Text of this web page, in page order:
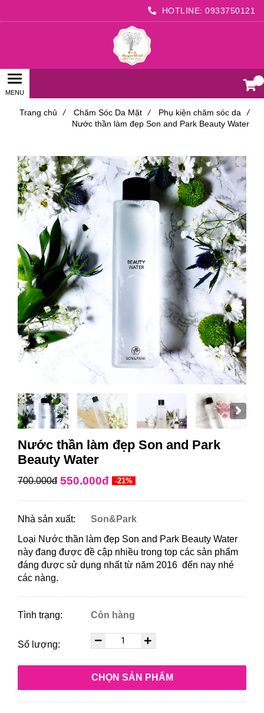
HOTLINE: 0933750121
Trang chủ / Chăm Sóc Da Mặt / Phụ kiện chăm sóc da
/
Nước thần làm đẹp Son and Park Beauty Water
Nước thần làm đẹp Son and Park
Beauty Water
700.000đ 550.000đ -21%
Nhà sản xuất:
Son&Park
Loại Nước thần làm đẹp Son and Park Beauty Water
này đang được đề cập nhiều trong top các sản phẩm
đáng được sử dụng nhất từ năm 2016 đến nay nhé
các nàng.
Tình trạng: Còn hàng
Số lượng:
CHỌN SẢN PHẨM